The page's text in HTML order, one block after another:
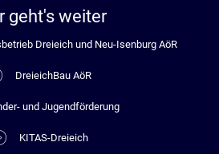
geht's weiter
Dreieich und Neu-Isenburg AöR
DreieichBau AöR
und Jugendförderung
KITAS-Dreieich